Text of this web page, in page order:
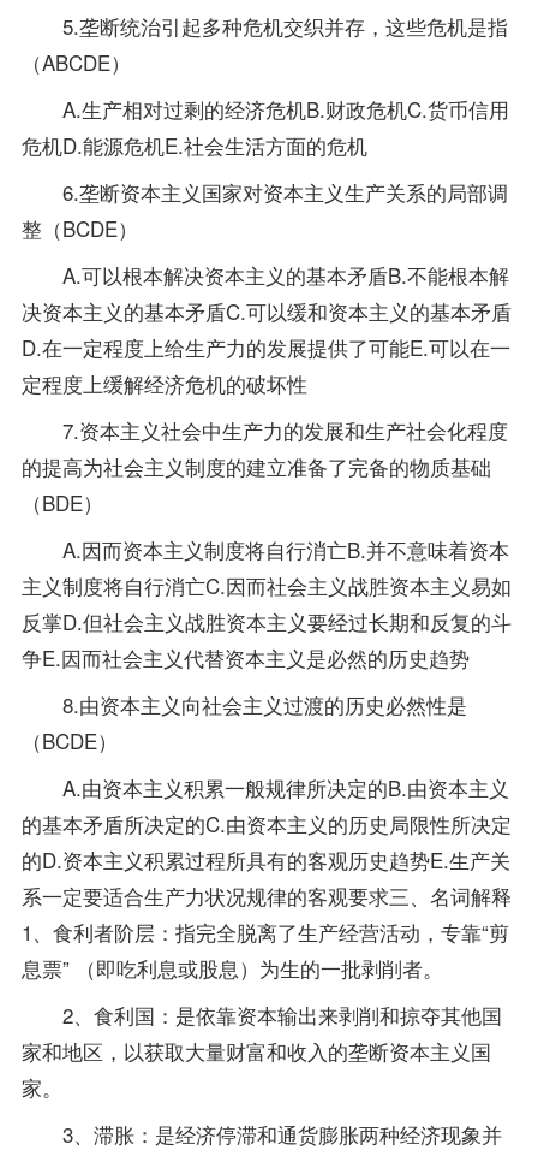
5.垄断统治引起多种危机交织并存，这些危机是指
（ABCDE）
A.生产相对过剩的经济危机B.财政危机C.货币信用
危机D.能源危机E.社会生活方面的危机
6.垄断资本主义国家对资本主义生产关系的局部调
整（BCDE）
A.可以根本解决资本主义的基本矛盾B.不能根本解
决资本主义的基本矛盾C.可以缓和资本主义的基本矛盾
D.在一定程度上给生产力的发展提供了可能E.可以在一
定程度上缓解经济危机的破坏性
7.资本主义社会中生产力的发展和生产社会化程度
的提高为社会主义制度的建立准备了完备的物质基础
（BDE）
A.因而资本主义制度将自行消亡B.并不意味着资本
主义制度将自行消亡C.因而社会主义战胜资本主义易如
反掌D.但社会主义战胜资本主义要经过长期和反复的斗
争E.因而社会主义代替资本主义是必然的历史趋势
8.由资本主义向社会主义过渡的历史必然性是
（BCDE）
A.由资本主义积累一般规律所决定的B.由资本主义
的基本矛盾所决定的C.由资本主义的历史局限性所决定
的D.资本主义积累过程所具有的客观历史趋势E.生产关
系一定要适合生产力状况规律的客观要求三、名词解释
1、食利者阶层：指完全脱离了生产经营活动，专靠“剪
息票” （即吃利息或股息）为生的一批剥削者。
2、食利国：是依靠资本输出来剥削和掠夺其他国
家和地区，以获取大量财富和收入的垄断资本主义国
家。
3、滞胀：是经济停滞和通货膨胀两种经济现象并